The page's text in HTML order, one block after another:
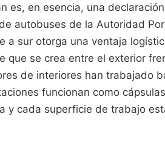
es, en esencia, una
autobuses de la Autoridad
a sur otorga una ventaja
que se crea entre el exterior
de interiores han trabajado
funcionan como
y cada superficie de trabajo